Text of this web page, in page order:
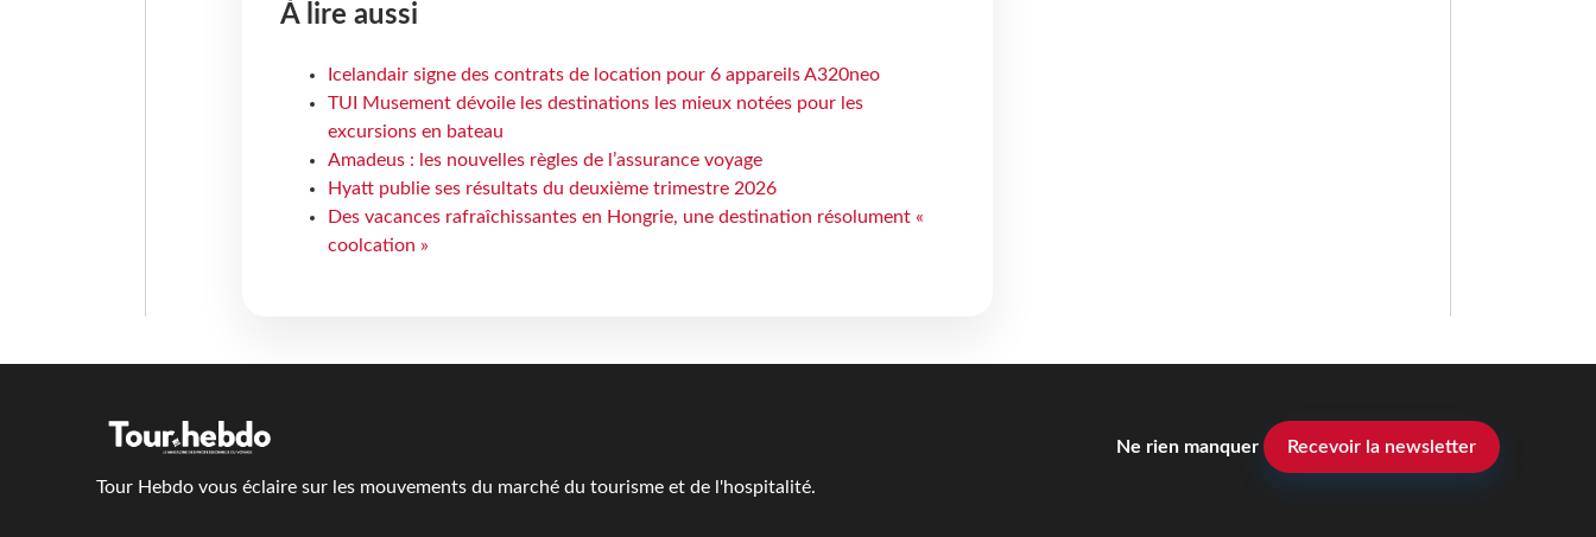
À lire aussi
Icelandair signe des contrats de location pour 6 appareils A320neo
TUI Musement dévoile les destinations les mieux notées pour les
excursions en bateau
Amadeus : les nouvelles règles de l’assurance voyage
Hyatt publie ses résultats du deuxième trimestre 2026
Des vacances rafraîchissantes en Hongrie, une destination résolument «
coolcation »
Tour Hebdo vous éclaire sur les mouvements du marché du tourisme et de l'hospitalité.
Ne rien manquer Recevoir la newsletter